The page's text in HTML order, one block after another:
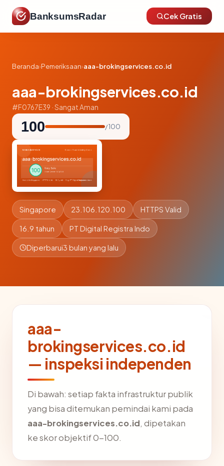
BanksumsRadar Cek Gratis
Beranda›Pemeriksaan›aaa-brokingservices.co.id
aaa-brokingservices.co.id
#F0767E39 · Sangat Aman
100 / 100
Singapore 23.106.120.100 HTTPS Valid
16.9 tahun PT Digital Registra Indo
Diperbarui3 bulan yang lalu
aaa-
brokingservices.co.id
— inspeksi independen
Di bawah: setiap fakta infrastruktur publik
yang bisa ditemukan pemindai kami pada
aaa-brokingservices.co.id, dipetakan
ke skor objektif 0-100.